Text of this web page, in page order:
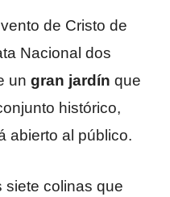
de Cristo de
Nacional dos
un gran jardín que
histórico,
abierto al público.
siete colinas que